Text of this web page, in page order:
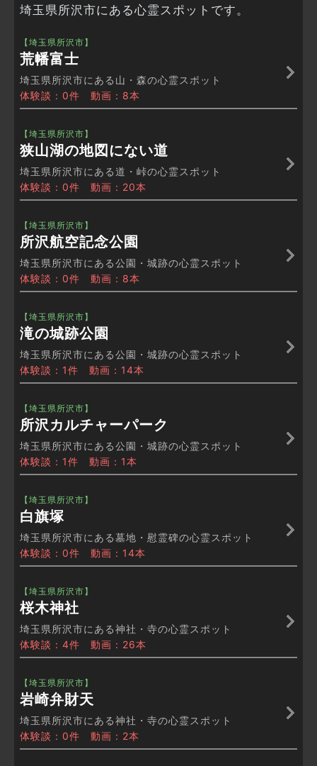
埼玉県所沢市にある心霊スポットです。
【埼玉県所沢市】
荒幡富士
埼玉県所沢市にある山・森の心霊スポット
体験談：0件 動画：8本
【埼玉県所沢市】
狭山湖の地図にない道
埼玉県所沢市にある道・峠の心霊スポット
体験談：0件 動画：20本
【埼玉県所沢市】
所沢航空記念公園
埼玉県所沢市にある公園・城跡の心霊スポット
体験談：0件 動画：8本
【埼玉県所沢市】
滝の城跡公園
埼玉県所沢市にある公園・城跡の心霊スポット
体験談：1件 動画：14本
【埼玉県所沢市】
所沢カルチャーパーク
埼玉県所沢市にある公園・城跡の心霊スポット
体験談：1件 動画：1本
【埼玉県所沢市】
白旗塚
埼玉県所沢市にある墓地・慰霊碑の心霊スポット
体験談：0件 動画：14本
【埼玉県所沢市】
桜木神社
埼玉県所沢市にある神社・寺の心霊スポット
体験談：4件 動画：26本
【埼玉県所沢市】
岩崎弁財天
埼玉県所沢市にある神社・寺の心霊スポット
体験談：0件 動画：2本